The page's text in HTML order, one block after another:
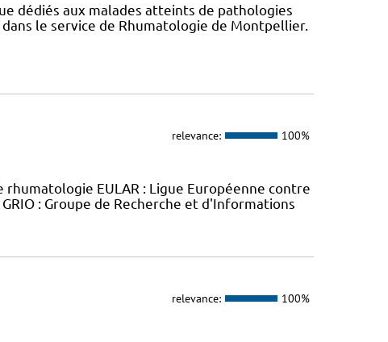
dédiés aux malades atteints de pathologies
le service de Rhumatologie de Montpellier.
relevance: 100%
rhumatologie EULAR : Ligue Européenne contre
: Groupe de Recherche et d'Informations
relevance: 100%